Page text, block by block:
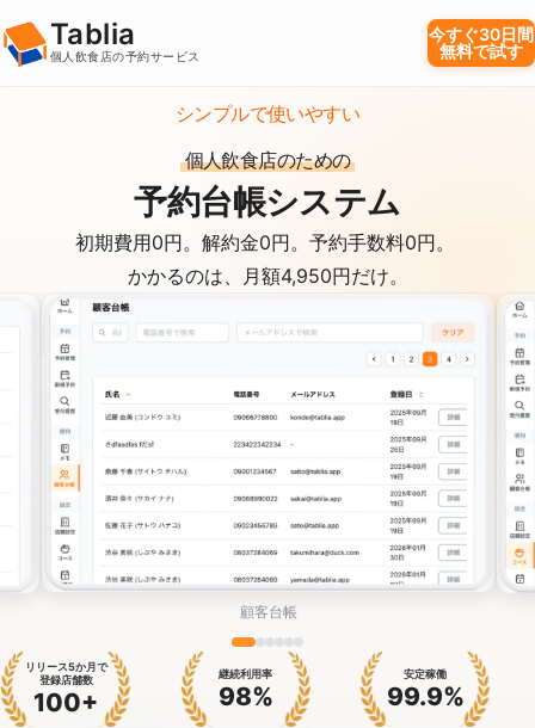
Tablia
個人飲食店の予約サービス
今すぐ30日間
無料で試す
シンプルで使いやすい
個人飲食店のための
予約台帳システム
初期費用0円。解約金0円。予約手数料0円。
かかるのは、月額4,950円だけ。
顧客台帳
リリース5か月で
登録店舗数
100+
継続利用率
98%
安定稼働
99.9%